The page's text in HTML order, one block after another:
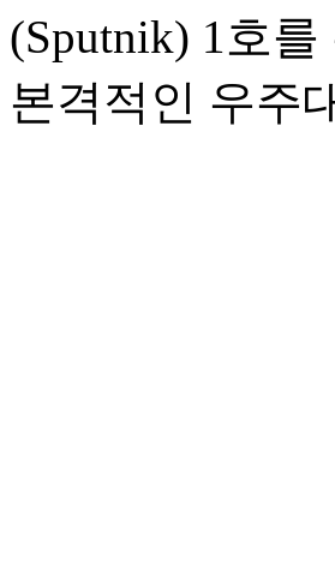
(Sputnik) 1호
본격적인 우주